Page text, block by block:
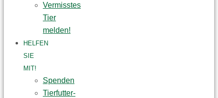
Vermisstes
Tier
melden!
HELFEN
SIE
MIT!
Spenden
Tierfutter-